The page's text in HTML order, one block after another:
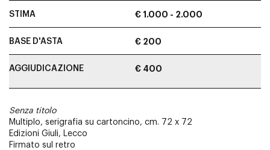
STIMA € 1.000 - 2.000
BASE D'ASTA € 200
AGGIUDICAZIONE € 400
Senza titolo
Multiplo, serigrafia su cartoncino, cm. 72 x 72
Edizioni Giuli, Lecco
Firmato sul retro